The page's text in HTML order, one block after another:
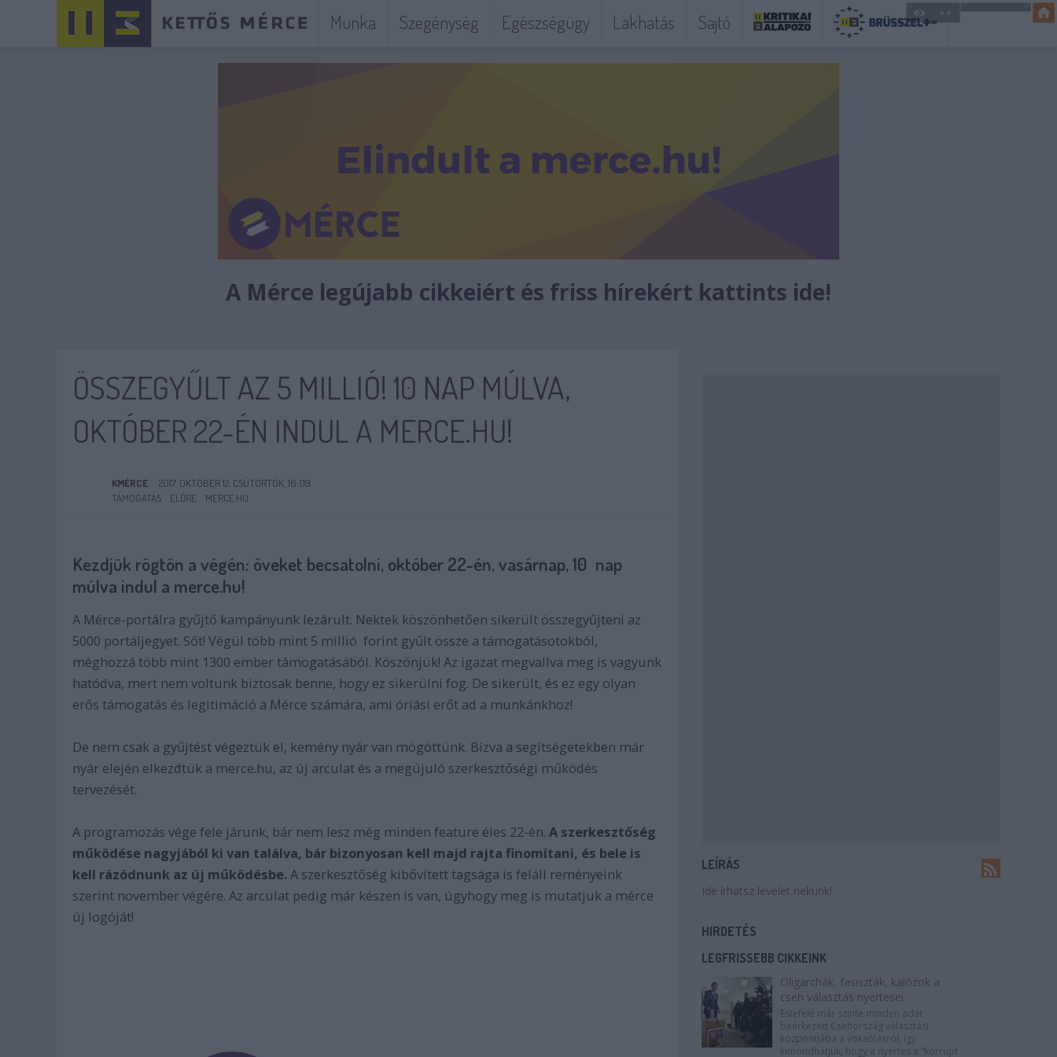
Munka Szegénység Egészségügy Lakhatás Sajtó
A Mérce legújabb cikkeiért és friss hírekért kattints ide!
ÖSSZEGYŰLT AZ 5 MILLIÓ! 10 NAP MÚLVA,
OKTÓBER 22-ÉN INDUL A MERCE.HU!
KMÉRCE
2017. OKTÓBER 12. CSÜTÖRTÖK, 16:09
TÁMOGATÁS
ELŐRE MERCE.HU
Kezdjük rögtön a végén: öveket becsatolni, október 22-én, vasárnap, 10 nap
múlva indul a merce.hu!
A Mérce-portálra gyűjtő kampányunk lezárult. Nektek köszönhetően sikerült összegyűjteni az
5000 portáljegyet. Sőt! Végül több mint 5 millió forint gyűlt össze a támogatásotokból,
méghozzá több mint 1300 ember támogatásából. Köszönjük! Az igazat megvallva meg is vagyunk
hatódva, mert nem voltunk biztosak benne, hogy ez sikerülni fog. De sikerült, és ez egy olyan
erős támogatás és legitimáció a Mérce számára, ami óriási erőt ad a munkánkhoz!
De nem csak a gyűjtést végeztük el, kemény nyár van mögöttünk. Bízva a segítségetekben már
nyár elején elkezdtük a merce.hu, az új arculat és a megújuló szerkesztőségi működés
tervezését.
A programozás vége fele járunk, bár nem lesz még minden feature éles 22-én. A szerkesztőség
működése nagyjából ki van találva, bár bizonyosan kell majd rajta finomítani, és bele is
kell rázódnunk az új működésbe.A szerkesztőség kibővített tagsága is feláll reményeink
szerint november végére. Az arculat pedig már készen is van, úgyhogy meg is mutatjuk a mérce
új logóját!
LEÍRÁS
Ide írhatsz levelet nekünk!
HIRDETÉS
LEGFRISSEBB CIKKEINK
Oligarchák, fasiszták, kalózok a
cseh választás nyertesei
Estefelé már szinte minden adat
beérkezett Csehország választási
központjába a voksolásról, így
kimondhatjuk, hogy a nyertes a “korrupt